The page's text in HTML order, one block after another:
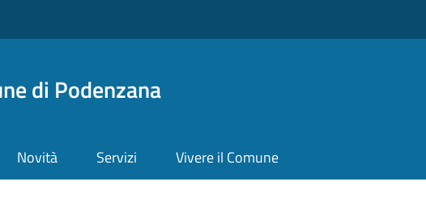
di Podenzana
Novità Servizi Vivere il Comune